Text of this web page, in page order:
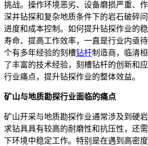
挑战。操作环境恶劣、设备磨损严重、
深井钻探和复杂地质条件下的岩石破碎
进度和成本控制。如何提升钻探作业的
寿命、提高工作效率，一直是行业内亟
个有多年经验的刻槽钻杆制造商，临清
了丰富的技术经验，刻槽钻杆的创新和
行业痛点，提升钻探作业的整体效益。
矿山与地质勘探行业面临的痛点
矿山开采与地质勘探作业通常涉及到硬
求钻具具有较高的耐磨性和抗压性，还
下环境中稳定工作。特别是在遇到高密